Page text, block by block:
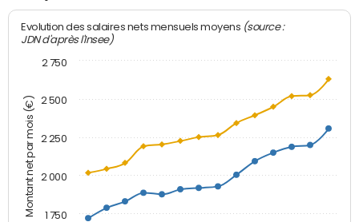
Montant net par mois (€)
Evolution des salaires nets mensuels moyens (source :
JDN d'après l'Insee)
1 750
2 000
2 250
2 500
2 750